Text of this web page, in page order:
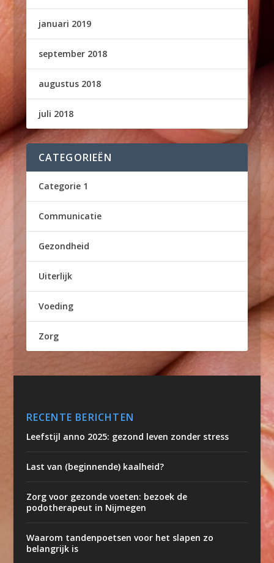
januari 2019
september 2018
augustus 2018
juli 2018
CATEGORIEËN
Categorie 1
Communicatie
Gezondheid
Uiterlijk
Voeding
Zorg
RECENTE BERICHTEN
Leefstijl anno 2025: gezond leven zonder stress
Last van (beginnende) kaalheid?
Zorg voor gezonde voeten: bezoek de
podotherapeut in Nijmegen
Waarom tandenpoetsen voor het slapen zo
belangrijk is